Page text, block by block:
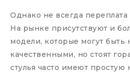
Однако не всегда
На рынке присутствуют и
модели, которые могут быть
качественными, но стоят
стулья часто имеют